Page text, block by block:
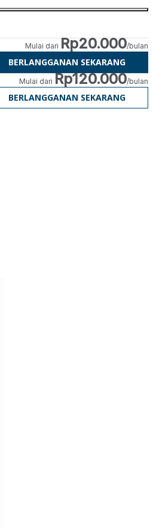
Mulai dari Rp20.000/bulan
BERLANGGANAN SEKARANG
Mulai dari Rp120.000/bulan
BERLANGGANAN SEKARANG